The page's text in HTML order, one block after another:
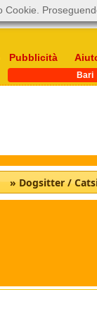
Pubblicità
Bari
Dogsitter /
Cookie.